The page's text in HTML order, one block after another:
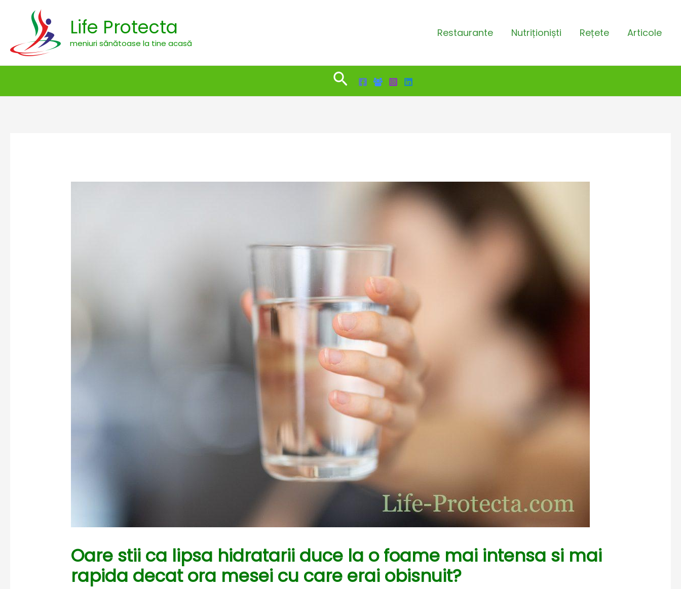
Life Protecta
meniuri sănătoase la tine acasă
Restaurante Nutriționiști Rețete Articole
Search
Oare stii ca lipsa hidratarii duce la o foame mai intensa si mai
rapida decat ora mesei cu care erai obisnuit?